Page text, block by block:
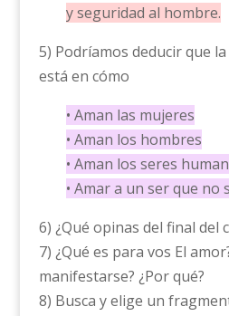
y seguridad al hombre.
5) Podríamos deducir que
está en cómo
• Aman las mujeres
• Aman los hombres
• Aman los seres
• Amar a un ser que no
6) ¿Qué opinas del final del
7) ¿Qué es para vos El
manifestarse? ¿Por qué?
8) Busca y elige un